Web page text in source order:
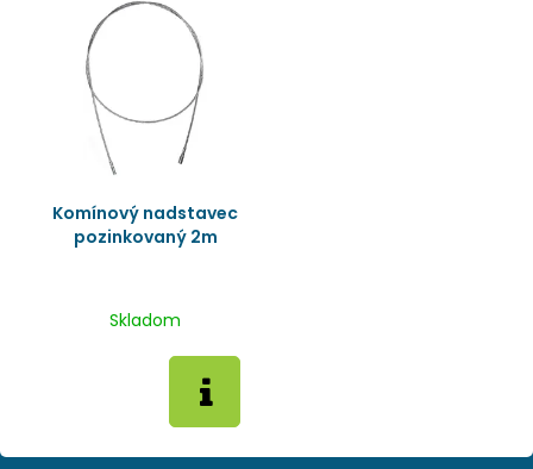
Komínový nadstavec
pozinkovaný 2m
Skladom